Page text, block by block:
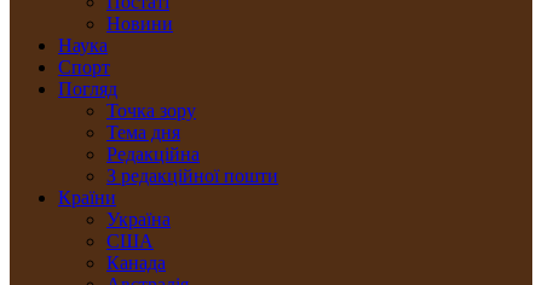
Новини
Наука
Спорт
Погляд
Точка зору
Тема дня
Редакційна
З редакційної пошти
Країни
Україна
США
Канада